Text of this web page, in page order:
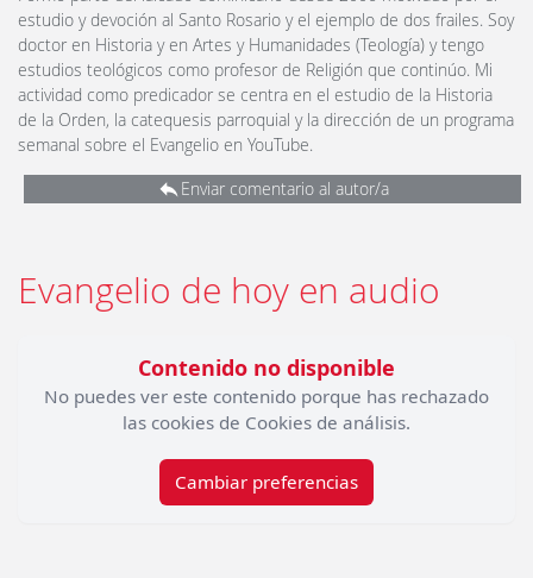
estudio y devoción al Santo Rosario y el ejemplo de dos frailes. Soy
doctor en Historia y en Artes y Humanidades (Teología) y tengo
estudios teológicos como profesor de Religión que continúo. Mi
actividad como predicador se centra en el estudio de la Historia
de la Orden, la catequesis parroquial y la dirección de un programa
semanal sobre el Evangelio en YouTube.
Enviar comentario al autor/a
Evangelio de hoy en audio
Contenido no disponible
No puedes ver este contenido porque has rechazado
las cookies de Cookies de análisis.
Cambiar preferencias